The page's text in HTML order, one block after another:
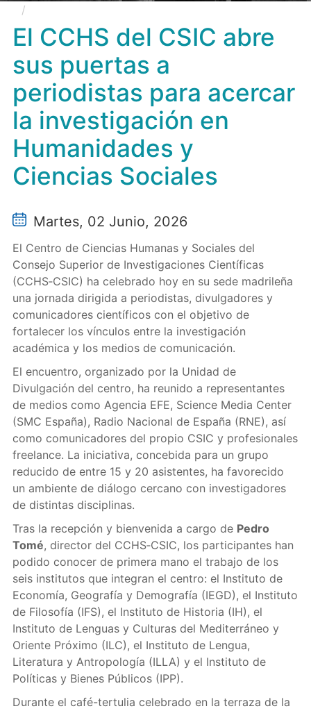
para acercar la investigación en Humanidades y
Ciencias Sociales
El CCHS del CSIC abre
sus puertas a
periodistas para acercar
la investigación en
Humanidades y
Ciencias Sociales
Martes, 02 Junio, 2026
El Centro de Ciencias Humanas y Sociales del
Consejo Superior de Investigaciones Científicas
(CCHS‑CSIC) ha celebrado hoy en su sede madrileña
una jornada dirigida a periodistas, divulgadores y
comunicadores científicos con el objetivo de
fortalecer los vínculos entre la investigación
académica y los medios de comunicación.
El encuentro, organizado por la Unidad de
Divulgación del centro, ha reunido a representantes
de medios como Agencia EFE, Science Media Center
(SMC España), Radio Nacional de España (RNE), así
como comunicadores del propio CSIC y profesionales
freelance. La iniciativa, concebida para un grupo
reducido de entre 15 y 20 asistentes, ha favorecido
un ambiente de diálogo cercano con investigadores
de distintas disciplinas.
Tras la recepción y bienvenida a cargo de Pedro
Tomé, director del CCHS‑CSIC, los participantes han
podido conocer de primera mano el trabajo de los
seis institutos que integran el centro: el Instituto de
Economía, Geografía y Demografía (IEGD), el Instituto
de Filosofía (IFS), el Instituto de Historia (IH), el
Instituto de Lenguas y Culturas del Mediterráneo y
Oriente Próximo (ILC), el Instituto de Lengua,
Literatura y Antropología (ILLA) y el Instituto de
Políticas y Bienes Públicos (IPP).
Durante el café-tertulia celebrado en la terraza de la